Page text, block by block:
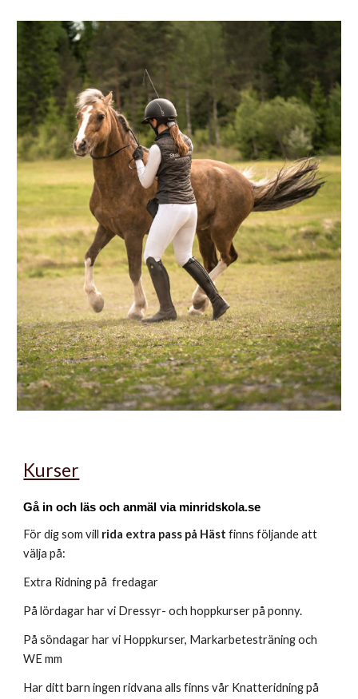
Kurser
Gå in och läs och anmäl via minridskola.se
För dig som vill rida extra pass på Häst finns följande att
välja på:
Extra Ridning på fredagar
På lördagar har vi Dressyr- och hoppkurser på ponny.
På söndagar har vi Hoppkurser, Markarbetesträning och
WE mm
Har ditt barn ingen ridvana alls finns vår Knatteridning på